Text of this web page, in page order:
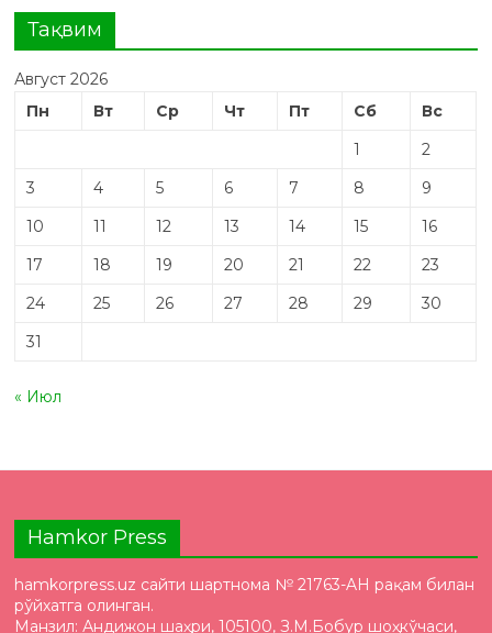
Тақвим
Август 2026
Пн
Вт Ср Чт Пт Сб
Вс
1
2
3
4 5 6 7 8
9
10
11 12 13 14 15
16
17
18 19 20 21 22
23
24
25 26 27 28 29
30
31
« Июл
Hamkor Press
hamkorpress.uz сайти шартнома № 21763-AH рақам билан
рўйхатга олинган.
Манзил: Андижон шаҳри, 105100, З.М.Бобур шоҳкўчаси,